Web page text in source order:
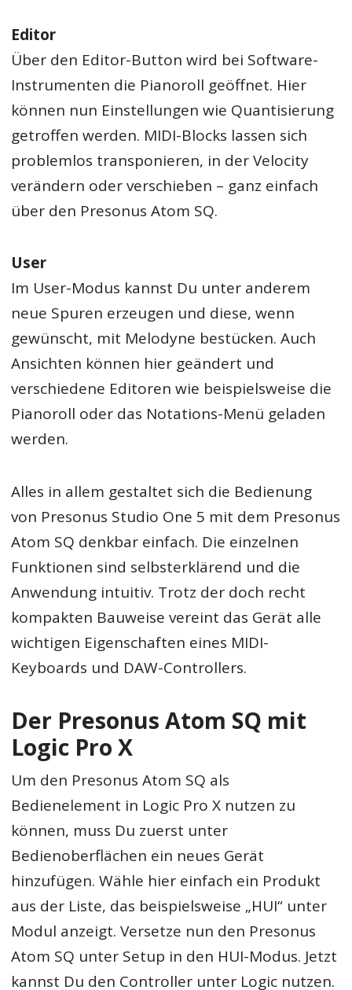
Editor
Über den Editor-Button wird bei Software-
Instrumenten die Pianoroll geöffnet. Hier
können nun Einstellungen wie Quantisierung
getroffen werden. MIDI-Blocks lassen sich
problemlos transponieren, in der Velocity
verändern oder verschieben – ganz einfach
über den Presonus Atom SQ.
User
Im User-Modus kannst Du unter anderem
neue Spuren erzeugen und diese, wenn
gewünscht, mit Melodyne bestücken. Auch
Ansichten können hier geändert und
verschiedene Editoren wie beispielsweise die
Pianoroll oder das Notations-Menü geladen
werden.
Alles in allem gestaltet sich die Bedienung
von Presonus Studio One 5 mit dem Presonus
Atom SQ denkbar einfach. Die einzelnen
Funktionen sind selbsterklärend und die
Anwendung intuitiv. Trotz der doch recht
kompakten Bauweise vereint das Gerät alle
wichtigen Eigenschaften eines MIDI-
Keyboards und DAW-Controllers.
Der Presonus Atom SQ mit
Logic Pro X
Um den Presonus Atom SQ als
Bedienelement in Logic Pro X nutzen zu
können, muss Du zuerst unter
Bedienoberflächen ein neues Gerät
hinzufügen. Wähle hier einfach ein Produkt
aus der Liste, das beispielsweise „HUI“ unter
Modul anzeigt. Versetze nun den Presonus
Atom SQ unter Setup in den HUI-Modus. Jetzt
kannst Du den Controller unter Logic nutzen.